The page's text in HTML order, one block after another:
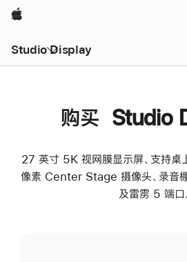
Apple
Studio Display
购买 Studio
27 英寸 5K 视网膜显示屏、支持
像素 Center Stage 摄像头、录音
及雷雳 5 端口